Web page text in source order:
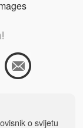
o svijetu